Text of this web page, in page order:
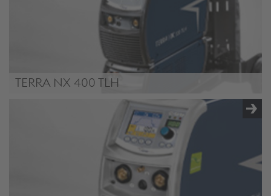
TERRA NX 400 TLH